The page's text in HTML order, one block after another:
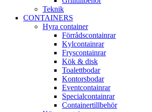
Teknik
CONTAINERS
Hyra container
Förrådscontainrar
Kylcontainrar
Fryscontainrar
Kök & disk
Toalettbodar
Kontorsbodar
Eventcontainrar
Specialcontainrar
Containertillbehör